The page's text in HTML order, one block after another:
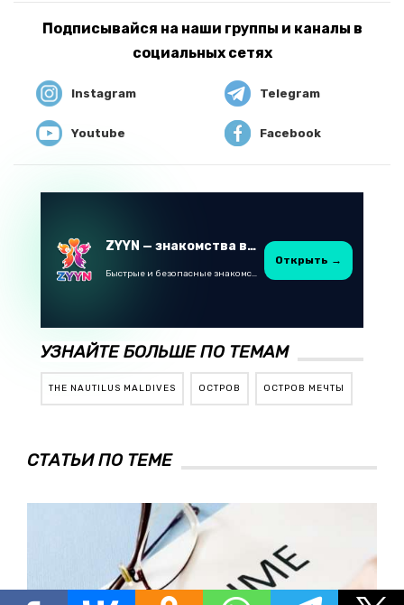
Подписывайся на наши группы и каналы в
социальных сетях
Instagram Telegram
Youtube Facebook
ZYYN — знакомства в Казахстане
Быстрые и безопасные знакомства в Telegram
Открыть →
УЗНАЙТЕ БОЛЬШЕ ПО ТЕМАМ
THE NAUTILUS MALDIVES ОСТРОВ ОСТРОВ МЕЧТЫ
СТАТЬИ ПО ТЕМЕ